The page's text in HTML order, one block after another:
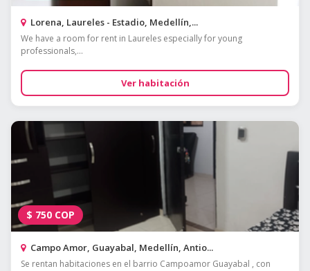
Lorena, Laureles - Estadio, Medellín,...
We have a room for rent in Laureles especially for young
professionals,...
Ver habitación
$ 750 COP
Campo Amor, Guayabal, Medellín, Antio...
Se rentan habitaciones en el barrio Campoamor Guayabal , con